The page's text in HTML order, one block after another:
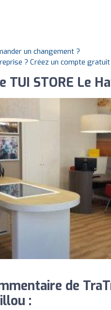
un changement ?
? Créez un compte
TUI STORE Le
de
: